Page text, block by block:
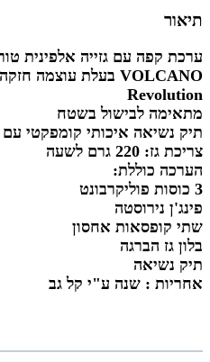
תיאור
ערכת קפה עם גזייה אלפינית
Revolution
מתאימה לבישול בשטח
תיק נשיאה איכותי קומפקטי עם
צריכת גז: 220 גרם לשעה
הערכה כוללת:
3 כוסות פוליקרבונט
פינג'ן נירוסטה
שתי קופסאות אחסון
בלון גז הברגה
תיק נשיאה
אחריות : שנה ע"י קל גב